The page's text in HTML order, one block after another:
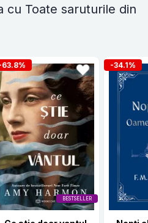
cu Toate saruturile din
BESTSELLER
63.8% -34.1%